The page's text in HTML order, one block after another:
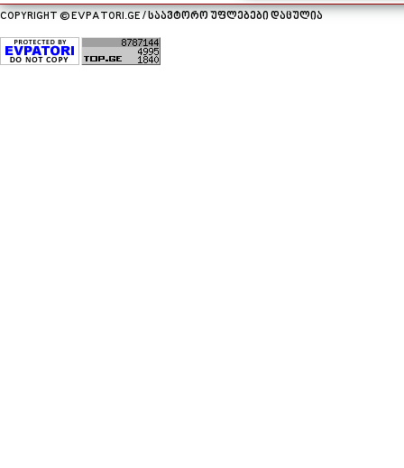
COPYRIGHT © EVPATORI.GE / საავტორო უფლებები დაცულია